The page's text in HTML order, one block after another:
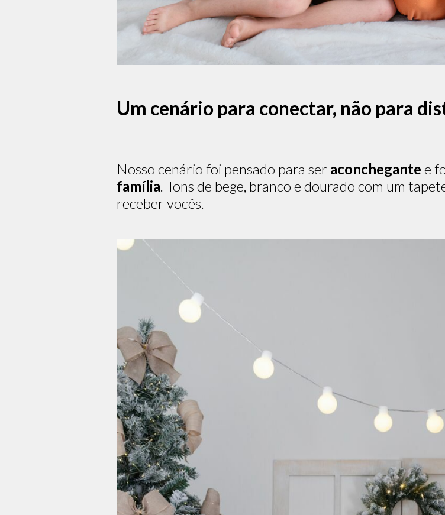
Um cenário para conectar, não para
Nosso cenário foi pensado para ser aconchegante e
família . Tons de bege, branco e dourado com um
receber vocês.